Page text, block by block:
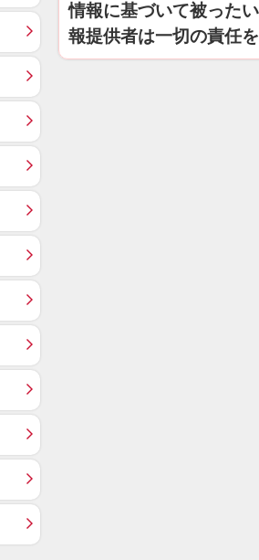
情報に基づいて被った
報提供者は一切の責任